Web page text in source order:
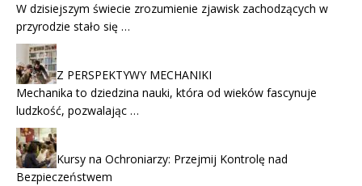
W dzisiejszym świecie zrozumienie zjawisk zachodzących w
przyrodzie stało się …
Z PERSPEKTYWY MECHANIKI
Mechanika to dziedzina nauki, która od wieków fascynuje
ludzkość, pozwalając …
Kursy na Ochroniarzy: Przejmij Kontrolę nad
Bezpieczeństwem